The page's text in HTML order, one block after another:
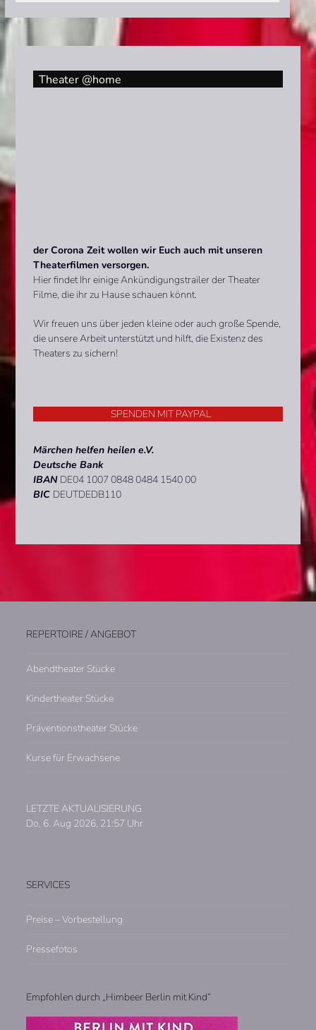
Theater @home
der Corona Zeit wollen wir Euch auch mit unseren
Theaterfilmen versorgen.
Hier findet Ihr einige Ankündigungstrailer der Theater
Filme, die ihr zu Hause schauen könnt.
Wir freuen uns über jeden kleine oder auch große Spende,
die unsere Arbeit unterstützt und hilft, die Existenz des
Theaters zu sichern!
SPENDEN MIT PAYPAL
Märchen helfen heilen e.V.
Deutsche Bank
IBAN DE04 1007 0848 0484 1540 00
BIC DEUTDEDB110
REPERTOIRE / ANGEBOT
Abendtheater Stücke
Kindertheater Stücke
Präventionstheater Stücke
Kurse für Erwachsene
LETZTE AKTUALISIERUNG
Do, 6. Aug 2026, 21:57 Uhr
SERVICES
Preise – Vorbestellung
Pressefotos
Empfohlen durch „Himbeer Berlin mit Kind“